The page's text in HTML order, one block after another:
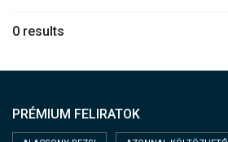
0 results
PRÉMIUM FELIRATOK